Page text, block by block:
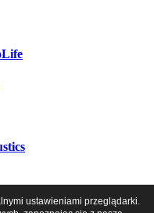
ustawieniami przeglądarki.